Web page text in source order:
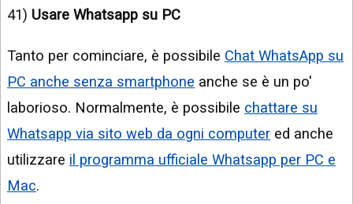
41) Usare Whatsapp su PC
Tanto per cominciare, è possibile Chat WhatsApp su
PC anche senza smartphone anche se è un po'
laborioso. Normalmente, è possibile chattare su
Whatsapp via sito web da ogni computer ed anche
utilizzare il programma ufficiale Whatsapp per PC e
Mac.